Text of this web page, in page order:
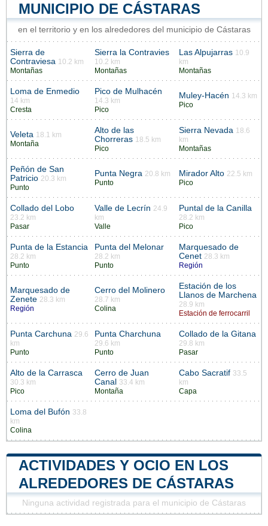
MUNICIPIO DE CÁSTARAS
en el territorio y en los alrededores del municipio de Cástaras
Sierra de
Contraviesa 10.2 km
Montañas
Sierra la Contravies
10.2 km
Montañas
Las Alpujarras 10.9
km
Montañas
Loma de Enmedio
14 km
Cresta
Pico de Mulhacén
14.3 km
Pico
Muley-Hacén 14.3 km
Pico
Veleta 18.1 km
Montaña
Alto de las
Chorreras 18.5 km
Pico
Sierra Nevada 18.6
km
Montañas
Peñón de San
Patricio 20.3 km
Punto
Punta Negra 20.8 km
Punto
Mirador Alto 22.5 km
Pico
Collado del Lobo
23.2 km
Pasar
Valle de Lecrín 24.9
km
Valle
Puntal de la Canilla
28.2 km
Pico
Punta de la Estancia
28.2 km
Punto
Punta del Melonar
28.2 km
Punto
Marquesado de
Cenet 28.3 km
Región
Marquesado de
Zenete 28.3 km
Región
Cerro del Molinero
28.7 km
Colina
Estación de los
Llanos de Marchena
28.9 km
Estación de ferrocarril
Punta Carchuna 29.6
km
Punto
Punta Charchuna
29.6 km
Punto
Collado de la Gitana
29.8 km
Pasar
Alto de la Carrasca
30.3 km
Pico
Cerro de Juan
Canal
33.4 km
Montaña
Cabo Sacratif 33.5
km
Capa
Loma del Bufón 33.8
km
Colina
ACTIVIDADES Y OCIO EN LOS
ALREDEDORES DE CÁSTARAS
Ninguna actividad registrada para el municipio de Cástaras